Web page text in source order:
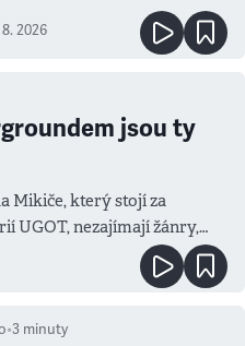
2026
jsou ty
Mikiče, který stojí za
UGOT, nezajímají žánry,
•3 minuty